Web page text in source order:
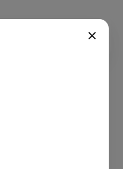
erstellen:
für-